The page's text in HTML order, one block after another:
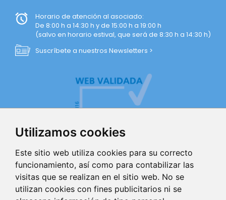
Utilizamos cookies
Este sitio web utiliza cookies para su correcto
funcionamiento, así como para contabilizar las
visitas que se realizan en el sitio web. No se
utilizan cookies con fines publicitarios ni se
Horario de atención al asociado:
De 8:00 h a 14:30 h y de 15:00 h a 19:00 h
(salvo en horario estival, que será de 8:30 h a 14:30 h)
Suscríbete a nuestros Newsletters >
AVISO LEGAL